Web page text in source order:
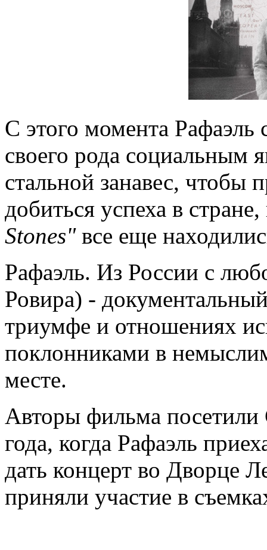
С этого момента Рафаэль
своего рода социальным
стальной занавес, чтобы
добиться успеха в
Stones"все еще
Рафаэль. Из России с
Ровира) -
триумфе и отношениях
поклонниками в
месте.
Авторы фильма посетили
года, когда Рафаэль
дать концерт во Дворце
приняли участие в